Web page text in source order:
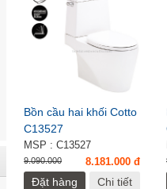
Bồn cầu hai khối Cotto
C13527
MSP : C13527
9.090.000 8.181.000 đ
Đặt hàng Chi tiết